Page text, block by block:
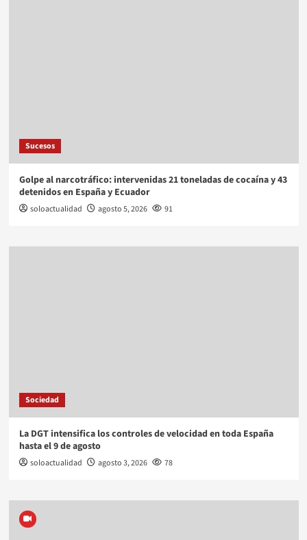
Sucesos
Golpe al narcotráfico: intervenidas 21 toneladas de cocaína y 43
detenidos en España y Ecuador
soloactualidad agosto 5, 2026 91
Sociedad
La DGT intensifica los controles de velocidad en toda España
hasta el 9 de agosto
soloactualidad agosto 3, 2026 78